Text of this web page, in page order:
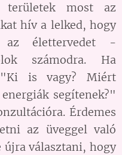
most az
hív a lelked, hogy
az élettervedet -
számodra. Ha
is vagy? Miért
segítenek?"
Érdemes
az üveggel való
választani, hogy